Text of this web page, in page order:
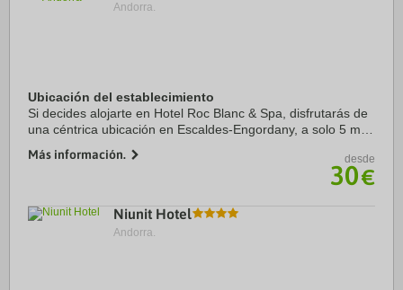
Andorra.
Ubicación del establecimiento
Si decides alojarte en Hotel Roc Blanc & Spa, disfrutarás de
una céntrica ubicación en Escaldes-Engordany, a solo 5 min
comercial Pyrenees en ...
Más información. desde
30€
Niunit Hotel
Andorra.